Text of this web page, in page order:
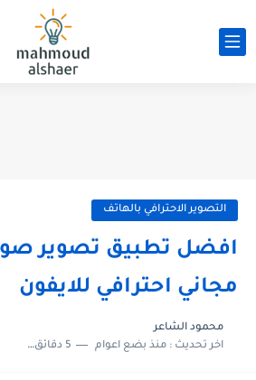
التصوير الاحترافي بالهاتف
افضل تطبيق تصوير
مجاني احترافي للايفون
محمود الشاعر
اخر تحديث :منذ بضع اعوام 5 دقائق للقراءة